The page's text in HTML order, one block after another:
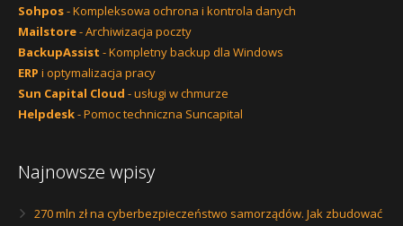
Sohpos- Kompleksowa ochrona i kontrola danych
Mailstore- Archiwizacja poczty
BackupAssist - Kompletny backup dla Windows
ERP i optymalizacja pracy
Sun Capital Cloud - usługi w chmurze
Helpdesk- Pomoc techniczna Suncapital
Najnowsze wpisy
270 mln zł na cyberbezpieczeństwo samorządów. Jak zbudować